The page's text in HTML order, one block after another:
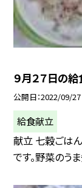
９月２７日の
公開日 2022/09/27
給食献立
献立 七穀ごは
です。野菜のう